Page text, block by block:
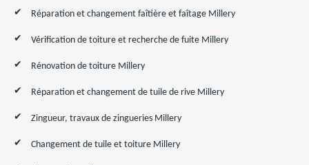
Réparation et changement faîtière et faîtage Millery
Vérification de toiture et recherche de fuite Millery
Rénovation de toiture Millery
Réparation et changement de tuile de rive Millery
Zingueur, travaux de zingueries Millery
Changement de tuile et toiture Millery